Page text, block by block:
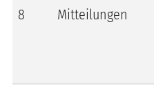
8 Mitteilungen